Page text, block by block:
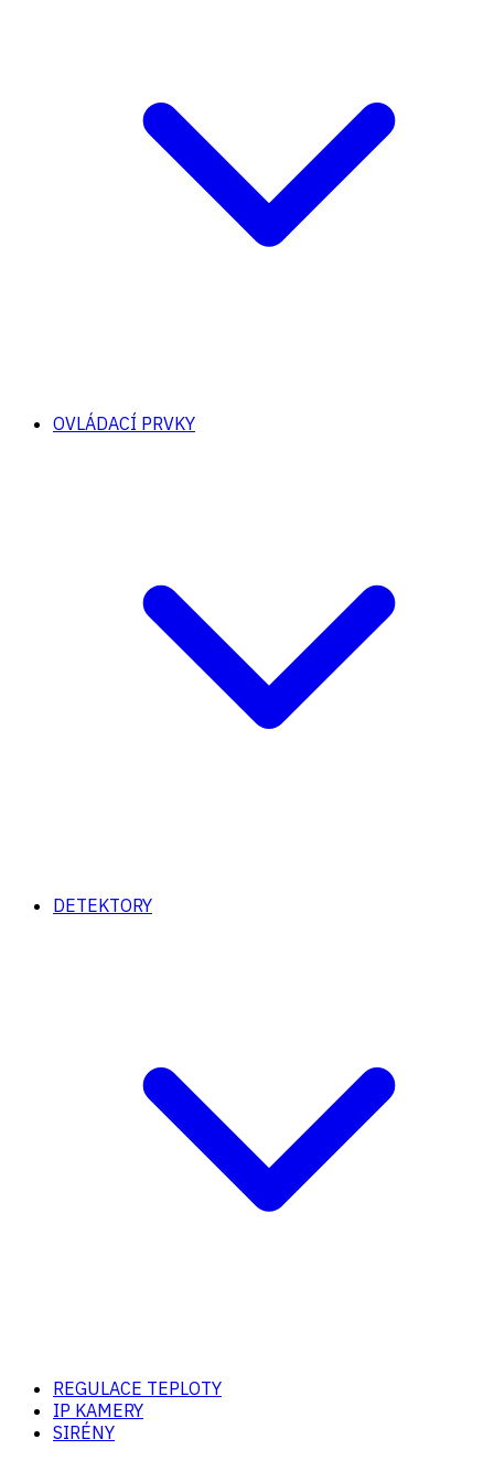
OVLÁDACÍ PRVKY
DETEKTORY
REGULACE TEPLOTY
IP KAMERY
SIRÉNY